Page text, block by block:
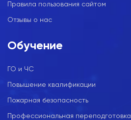
Правила пользования сайтом
Отзывы о нас
Обучение
ГО и ЧС
Повышение квалификации
Пожарная безопасность
Профессиональная переподготовка